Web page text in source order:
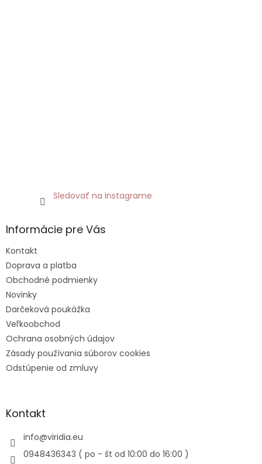
Sledovať na Instagrame
Informácie pre Vás
Kontakt
Doprava a platba
Obchodné podmienky
Novinky
Darčeková poukážka
Veľkoobchod
Ochrana osobných údajov
Zásady používania súborov cookies
Odstúpenie od zmluvy
Kontakt
info@viridia.eu
0948436343 ( po - št od 10:00 do 16:00 )